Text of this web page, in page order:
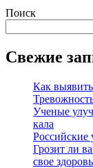
Поиск
Свежие
Как
Ученые
кала
Российские
Грозит ли
свое